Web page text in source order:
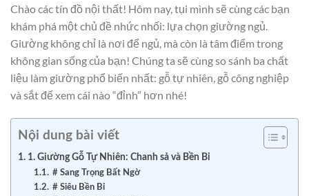
Chào các tín đồ nội thất! Hôm nay, tụi mình sẽ cùng các bạn
khám phá một chủ đề nhức nhối: lựa chọn giường ngủ.
Giường không chỉ là nơi để ngủ, mà còn là tâm điểm trong
không gian sống của bạn! Chúng ta sẽ cùng so sánh ba chất
liệu làm giường phổ biến nhất: gỗ tự nhiên, gỗ công nghiệp
và sắt để xem cái nào “đỉnh” hơn nhé!
Nội dung bài viết
1. Giường Gỗ Tự Nhiên: Chanh sả và Bền Bỉ
# Sang Trọng Bất Ngờ
# Siêu Bền Bỉ